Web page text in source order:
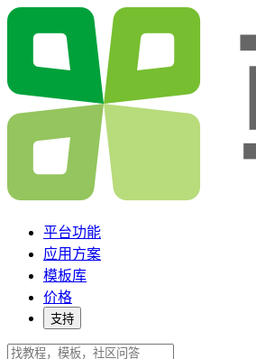
平台功能
应用方案
模板库
价格
支持